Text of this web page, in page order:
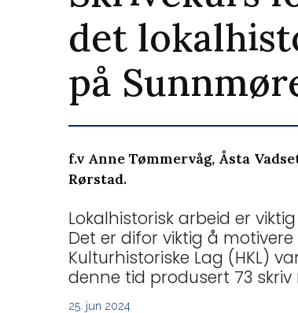
det
på
f.v Anne Tømmervåg, Åsta
Rørstad.
Lokalhistorisk arbeid er
Det er difor viktig å
Kulturhistoriske Lag (HKL)
denne tid produsert 73
25. jun 2024